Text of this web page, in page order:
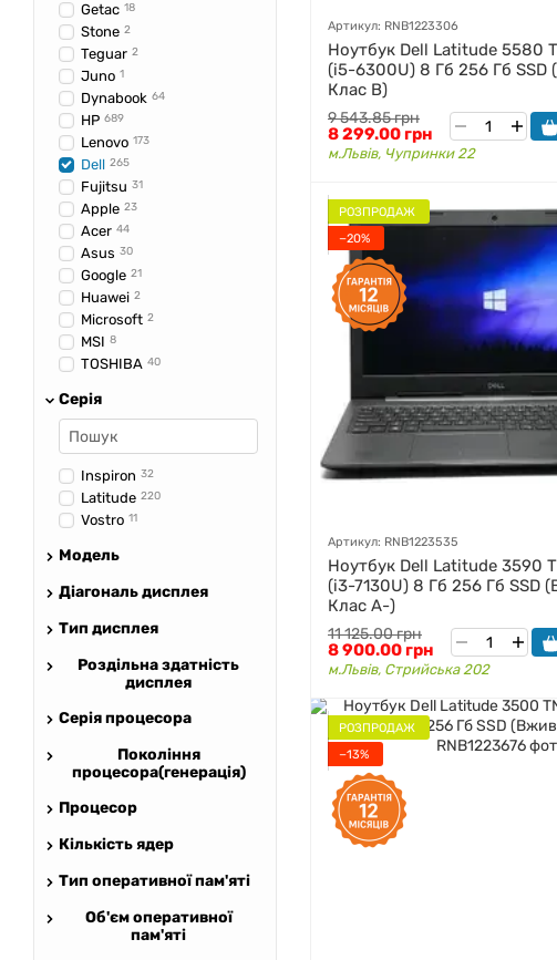
Артикул: RNB1223306
Ноутбук Dell Latitude 5580
(i5-6300U) 8 Гб 256 Гб SSD
Клас B)
9 543.85 грн
8 299.00 грн
м.Львів, Чупринки 22
РОЗПРОДАЖ
−20%
Артикул: RNB1223535
Ноутбук Dell Latitude 3590
(i3-7130U) 8 Гб 256 Гб SSD
Клас A-)
11 125.00 грн
8 900.00 грн
м.Львів, Стрийська 202
РОЗПРОДАЖ
−13%
Getac 18
Stone 2
Teguar 2
Juno 1
Dynabook 64
HP 689
Lenovo 173
Dell 265
Fujitsu 31
Apple 23
Acer 44
Asus 30
Google 21
Huawei 2
Microsoft 2
MSI 8
TOSHIBA 40
Серія
Inspiron 32
Latitude 220
Vostro 11
Модель
Діагональ дисплея
Тип дисплея
Роздільна здатність
дисплея
Серія процесора
Покоління
процесора(генерація)
Процесор
Кількість ядер
Тип оперативної пам'яті
Об'єм оперативної
пам'яті